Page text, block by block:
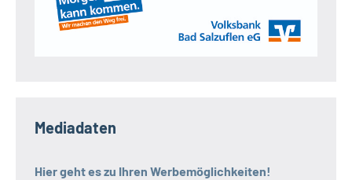
Mediadaten
Hier geht es zu Ihren Werbemöglichkeiten!